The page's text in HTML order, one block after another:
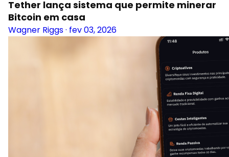
Tether lança sistema que permite minerar
Bitcoin em casa
Wagner Riggs· fev 03, 2026